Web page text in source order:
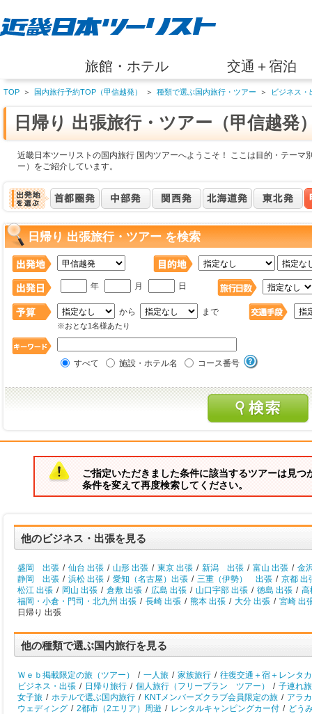
旅館・ホテル 交通＋宿泊
TOP ＞ 国内旅行予約TOP（甲信越発） ＞ 種類で選ぶ国内旅行・ツアー ＞ ビジネス・
日帰り 出張旅行・ツアー（甲信越発
近畿日本ツーリストの国内旅行 国内ツアーへようこそ！ ここは目的・テーマ
ー）をご紹介しています。
日帰り 出張旅行・ツアー を検索
年 月 日
から まで
※おとな1名様あたり
すべて 施設・ホテル名 コース番号
ご指定いただきました条件に該当するツアーは見つ
条件を変えて再度検索してください。
他のビジネス・出張を見る
盛岡 出張 / 仙台 出張 / 山形 出張 / 東京 出張 / 新潟 出張 / 富山 出張 / 金
静岡 出張 / 浜松 出張 / 愛知（名古屋）出張 / 三重（伊勢） 出張 / 京都 出
松江 出張 / 岡山 出張 / 倉敷 出張 / 広島 出張 / 山口宇部 出張 / 徳島 出張 / 高
福岡・小倉・門司・北九州 出張 / 長崎 出張 / 熊本 出張 / 大分 出張 / 宮崎 出
日帰り 出張
他の種類で選ぶ国内旅行を見る
Ｗｅｂ掲載限定の旅（ツアー） / 一人旅 / 家族旅行 / 往復交通＋宿＋レンタ
ビジネス・出張 / 日帰り旅行 / 個人旅行（フリープラン ツアー） / 子連れ
女子旅 / ホテルで選ぶ国内旅行 / KNTメンバーズクラブ会員限定の旅 / アラ
ウェディング / 2都市（2エリア）周遊 / レンタルキャンピングカー付 / どう